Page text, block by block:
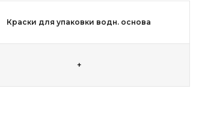
Краски для упаковки водн. основа
+